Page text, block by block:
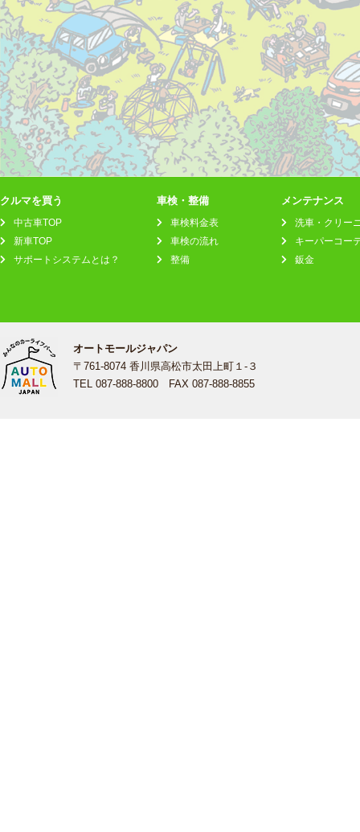
クルマを買う
中古車TOP
新車TOP
サポートシステムとは？
車検・整備
車検料金表
車検の流れ
整備
メンテナンス
洗車・クリー
キーパーコー
鈑金
オートモールジャパン
〒761-8074 香川県高松市太田上町１-３
TEL 087-888-8800 FAX 087-888-8855